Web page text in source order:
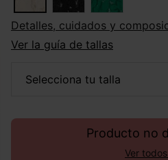
Detalles, cuidados y
Ver la guía de tallas
selecciona tu talla
Producto no
Ver